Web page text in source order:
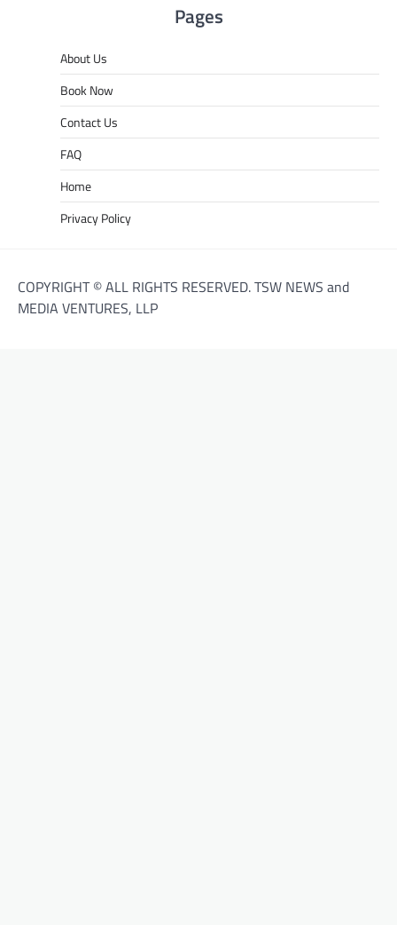
Pages
About Us
Book Now
Contact Us
FAQ
Home
Privacy Policy
COPYRIGHT © ALL RIGHTS RESERVED. TSW NEWS and
MEDIA VENTURES, LLP